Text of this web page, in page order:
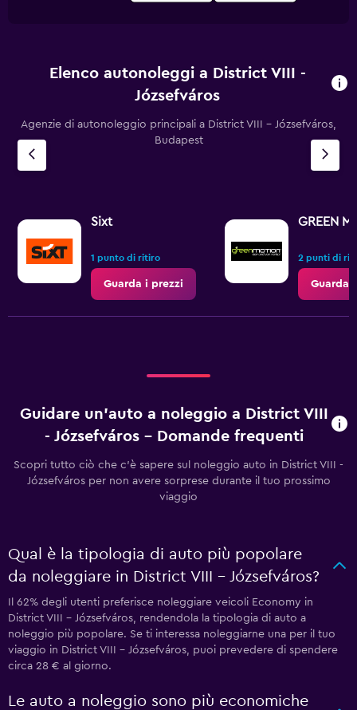
Elenco autonoleggi a District VIII -
Józsefváros
Agenzie di autonoleggio principali a District VIII - Józsefváros,
Budapest
Sixt
1 punto di ritiro
Guarda i prezzi
GREEN
2 punti di
Guarda
Guidare un'auto a noleggio a District VIII
- Józsefváros - Domande frequenti
Scopri tutto ciò che c'è sapere sul noleggio auto in District VIII -
Józsefváros per non avere sorprese durante il tuo prossimo
viaggio
Qual è la tipologia di auto più popolare
da noleggiare in District VIII - Józsefváros?
Il 62% degli utenti preferisce noleggiare veicoli Economy in
District VIII - Józsefváros, rendendola la tipologia di auto a
noleggio più popolare. Se ti interessa noleggiarne una per il tuo
viaggio in District VIII - Józsefváros, puoi prevedere di spendere
circa 28 € al giorno.
Le auto a noleggio sono più economiche